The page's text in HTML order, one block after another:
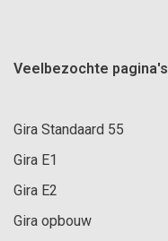
Veelbezochte pagina's
Gira Standaard 55
Gira E1
Gira E2
Gira opbouw